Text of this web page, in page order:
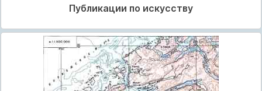
Публикации по искусству